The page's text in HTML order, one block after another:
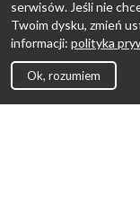
serwisów. Jeśli nie
Twoim dysku, zmień
informacji: polityka
Ok, rozumiem